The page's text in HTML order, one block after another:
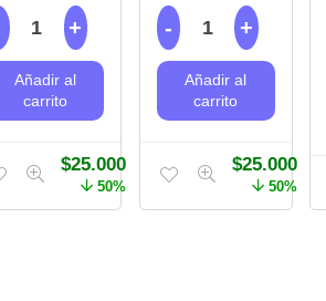
Añadir al
carrito
$25.000
50%
Añadir al
carrito
$25.000
50%